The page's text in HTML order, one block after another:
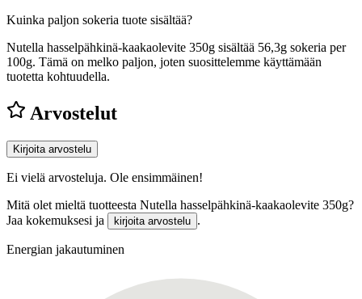
Kuinka paljon sokeria tuote sisältää?
Nutella hasselpähkinä-kaakaolevite 350g sisältää 56,3g sokeria per
100g. Tämä on melko paljon, joten suosittelemme käyttämään
tuotetta kohtuudella.
Arvostelut
Kirjoita arvostelu
Ei vielä arvosteluja. Ole ensimmäinen!
Mitä olet mieltä tuotteesta Nutella hasselpähkinä-kaakaolevite 350g?
Jaa kokemuksesi ja
kirjoita arvostelu .
Energian jakautuminen